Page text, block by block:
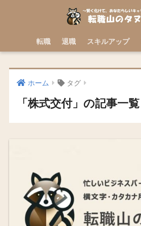
転職 退職 スキルアップ
ホーム タグ
「株式交付」の記事一覧